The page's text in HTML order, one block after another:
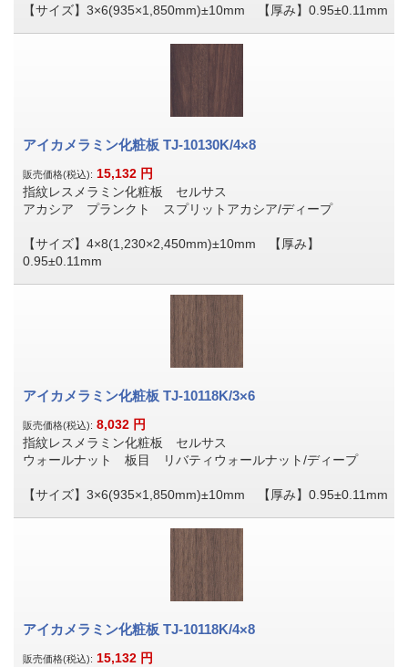
【サイズ】3×6(935×1,850mm)±10mm 【厚み】0.95±0.11mm
アイカメラミン化粧板 TJ-10130K/4×8
販売価格(税込): 15,132 円
指紋レスメラミン化粧板 セルサス
アカシア プランクト スプリットアカシア/ディープ
【サイズ】4×8(1,230×2,450mm)±10mm 【厚み】
0.95±0.11mm
アイカメラミン化粧板 TJ-10118K/3×6
販売価格(税込): 8,032 円
指紋レスメラミン化粧板 セルサス
ウォールナット 板目 リバティウォールナット/ディープ
【サイズ】3×6(935×1,850mm)±10mm 【厚み】0.95±0.11mm
アイカメラミン化粧板 TJ-10118K/4×8
販売価格(税込): 15,132 円